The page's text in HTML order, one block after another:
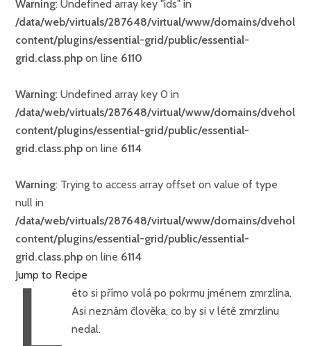
Warning: Undefined array key "ids" in
/data/web/virtuals/287648/virtual/www/domains/
content/plugins/essential-grid/public/essential-
grid.class.php on line 6110
Warning: Undefined array key 0 in
/data/web/virtuals/287648/virtual/www/domains/
content/plugins/essential-grid/public/essential-
grid.class.php on line 6114
Warning: Trying to access array offset on value of type
null in
/data/web/virtuals/287648/virtual/www/domains/
content/plugins/essential-grid/public/essential-
grid.class.php on line 6114
Jump to Recipe
L
éto si přímo volá po pokrmu jménem zmrzlina.
Asi neznám člověka, co by si v létě zmrzlinu
nedal.